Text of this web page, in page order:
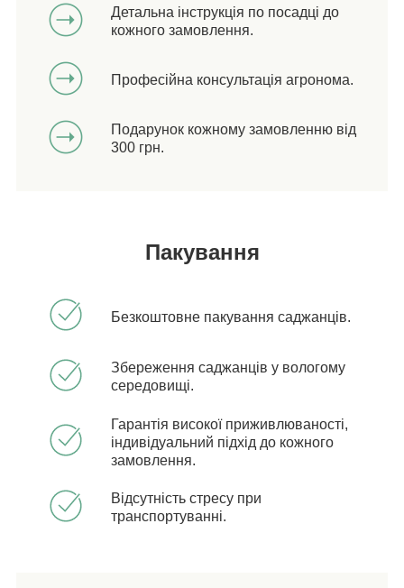
Детальна інструкція по посадці до
кожного замовлення.
Професійна консультація агронома.
Подарунок кожному замовленню від
300 грн.
Пакування
Безкоштовне пакування саджанців.
Збереження саджанців у вологому
середовищі.
Гарантія високої приживлюваності,
індивідуальний підхід до кожного
замовлення.
Відсутність стресу при
транспортуванні.